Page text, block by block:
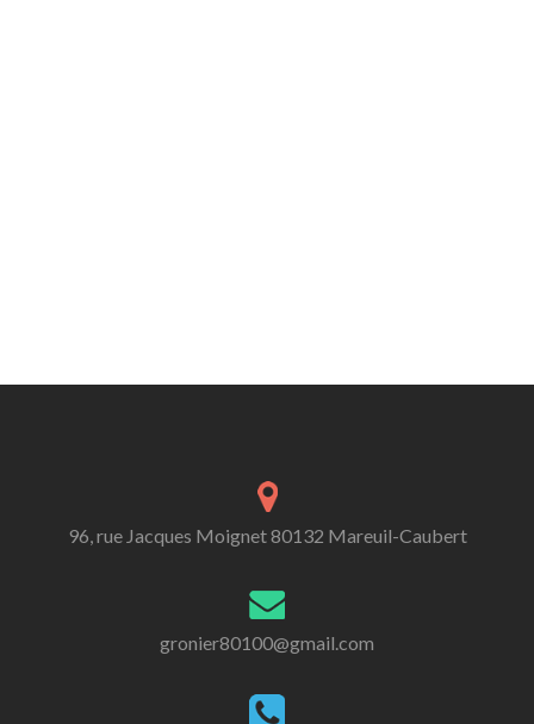
96, rue Jacques Moignet 80132 Mareuil-Caubert
gronier80100@gmail.com